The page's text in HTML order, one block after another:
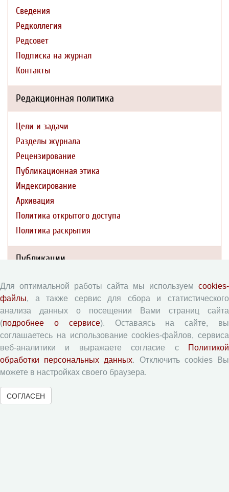
Сведения
Редколлегия
Редсовет
Подписка на журнал
Контакты
Редакционная политика
Цели и задачи
Разделы журнала
Рецензирование
Публикационная этика
Индексирование
Архивация
Политика открытого доступа
Политика раскрытия
Публикации
Текущий номер (Том 19, №3, 2026)
Архив
Рубрики
Авторы
Статьи
Поиск
Подборка статей
Авторам
Для оптимальной работы сайта мы используем cookies-
файлы, а также сервис для сбора и статистического
анализа данных о посещении Вами страниц сайта
(подробнее о сервисе). Оставаясь на сайте, вы
соглашаетесь на использование cookies-файлов, сервиса
веб-аналитики и выражаете согласие с
Политикой
обработки персональных данных. Отключить cookies Вы
можете в настройках своего браузера.
СОГЛАСЕН